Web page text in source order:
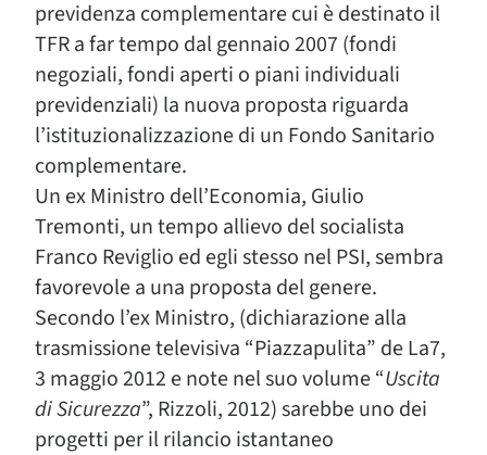
previdenza complementare cui è destinato il
TFR a far tempo dal gennaio 2007 (fondi
negoziali, fondi aperti o piani individuali
previdenziali) la nuova proposta riguarda
l’istituzionalizzazione di un Fondo Sanitario
complementare.
Un ex Ministro dell’Economia, Giulio
Tremonti, un tempo allievo del socialista
Franco Reviglio ed egli stesso nel PSI, sembra
favorevole a una proposta del genere.
Secondo l’ex Ministro, (dichiarazione alla
trasmissione televisiva “Piazzapulita” de La7,
3 maggio 2012 e note nel suo volume “Uscita
di Sicurezza”, Rizzoli, 2012) sarebbe uno dei
progetti per il rilancio istantaneo